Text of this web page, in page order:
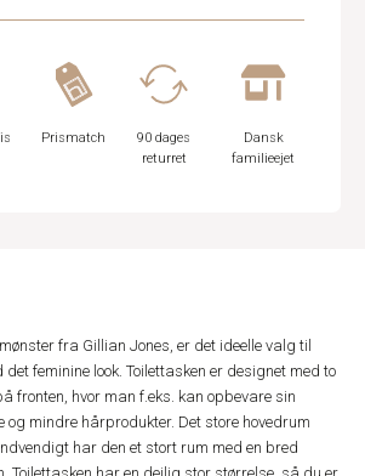
Prismatch
90 dages
returret
Dansk
familieejet
fra Gillian Jones, er det ideelle valg til
feminine look. Toilettasken er designet med to
fronten, hvor man f.eks. kan opbevare sin
mindre hårprodukter. Det store hovedrum
har den et stort rum med en bred